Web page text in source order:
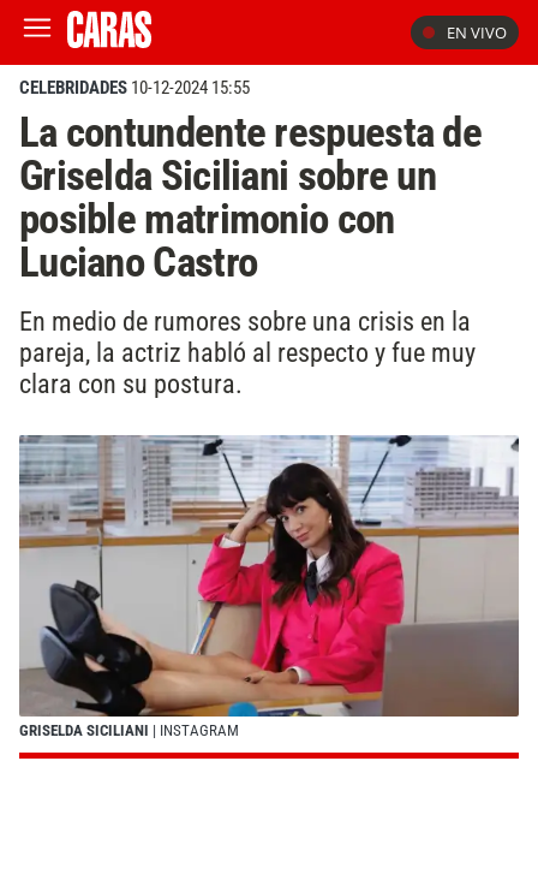
EN VIVO
CELEBRIDADES 10-12-2024 15:55
La contundente respuesta de
Griselda Siciliani sobre un
posible matrimonio con
Luciano Castro
En medio de rumores sobre una crisis en la
pareja, la actriz habló al respecto y fue muy
clara con su postura.
GRISELDA SICILIANI | INSTAGRAM